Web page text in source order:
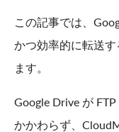
この記事では、
かつ効率的に転送
ます。
Google Drive が
かかわらず、